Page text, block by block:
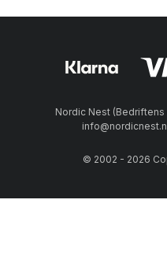
Nordic Nest
© 2002 - 2026